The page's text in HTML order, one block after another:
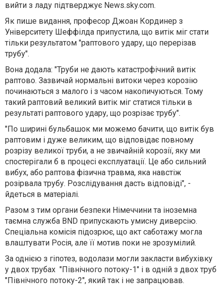
вийти з ладу підтверджує News.sky.com.
Як пише видання, професор Джоан Кординер з
Університету Шеффілда припустила, що витік міг стати
тільки результатом "раптового удару, що перерізав
трубу".
Вона додала: "Труби не дають катастрофічний витік
раптово. Зазвичай нормальні витоки через корозію
починаються з малого і з часом накопичуються. Тому
такий раптовий великий витік міг статися тільки в
результаті раптового удару, що розрізає трубу".
"По ширині бульбашок ми можемо бачити, що витік був
раптовим і дуже великим, що відповідає повному
розрізу великої труби, а не звичайній корозії, яку ми
спостерігали б в процесі експлуатації. Це або сильний
вибух, або раптова фізична травма, яка навстіж
розірвала трубу. Розслідування дасть відповіді", -
йдеться в матеріалі.
Разом з тим органи безпеки Німеччини та іноземна
таємна служба BND припускають умисну диверсію.
Спеціальна комісія підозрює, що акт саботажу могла
влаштувати Росія, але її мотив поки не зрозумілий.
За однією з гіпотез, водолази могли закласти вибухівку
у двох трубах "Північного потоку-1" і в одній з двох труб
"Північного потоку-2", який так і не запрацював.